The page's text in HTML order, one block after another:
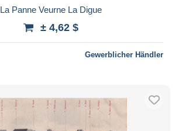
La Panne Veurne La Digue
± 4,62 $
Gewerblicher Händler